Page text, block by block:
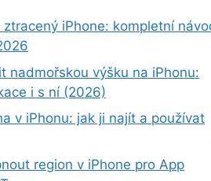
iPhone: kompletní
nadmořskou výšku na iPhonu:
i s ní (2026)
v iPhonu: jak ji najít a používat
region v iPhone pro App